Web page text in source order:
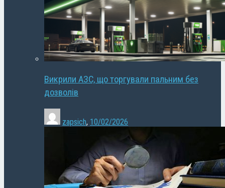
Викрили АЗС, що торгували пальним без
дозволів
zapsich, 10/02/2026